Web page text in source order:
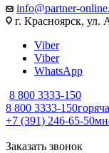
info@partner-
г. Красноярск, ул.
Viber
Viber
WhatsApp
8 800 3333-150
8 800 3333-150
+7 (391) 246-65-50
Заказать звонок